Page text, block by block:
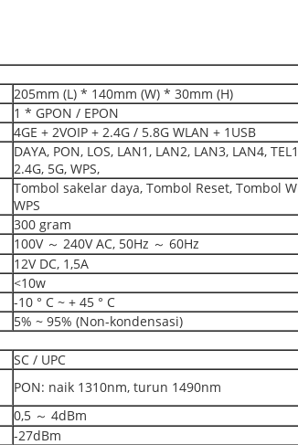
205mm (L) * 140mm (W) * 30mm (H)
1 * GPON / EPON
4GE + 2VOIP + 2.4G / 5.8G WLAN + 1USB
DAYA, PON, LOS, LAN1, LAN2, LAN3, LAN4,
2.4G, 5G, WPS,
Tombol sakelar daya, Tombol Reset, Tombol
WPS
300 gram
100V ～ 240V AC, 50Hz ～ 60Hz
12V DC, 1,5A
<10w
-10 ° C ~ + 45 ° C
5% ~ 95% (Non-kondensasi)
SC / UPC
PON: naik 1310nm, turun 1490nm
0,5 ～ 4dBm
-27dBm